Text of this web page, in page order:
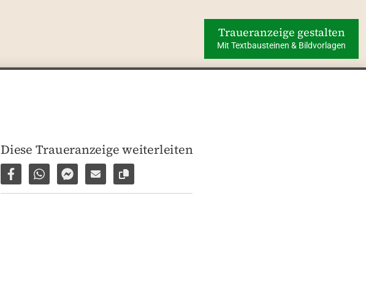
Traueranzeige gestalten
Mit Textbausteinen & Bildvorlagen
Diese Traueranzeige weiterleiten
Auf Facebook teilen
Per WhatsApp weiterleiten
Per Facebook Messenger weiterleiten
Per E-Mail versenden
Link zur Seite kopieren